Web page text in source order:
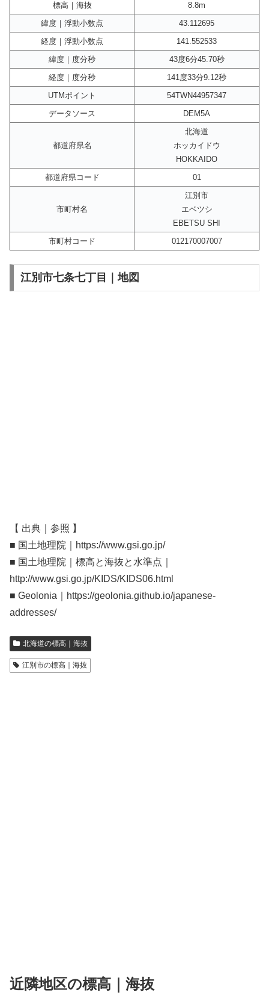
標高｜海抜
8.8m
緯度｜浮動小数点
43.112695
経度｜浮動小数点
141.552533
緯度｜度分秒
43度6分45.70秒
経度｜度分秒
141度33分9.12秒
UTMポイント
54TWN44957347
データソース
DEM5A
都道府県名
北海道
ホッカイドウ
HOKKAIDO
都道府県コード
01
市町村名
江別市
エベツシ
EBETSU SHI
市町村コード
012170007007
江別市七条七丁目｜地図
【 出典｜参照 】
■ 国土地理院｜https://www.gsi.go.jp/
■ 国土地理院｜標高と海抜と水準点｜
http://www.gsi.go.jp/KIDS/KIDS06.html
■ Geolonia｜https://geolonia.github.io/japanese-
addresses/
北海道の標高｜海抜
江別市の標高｜海抜
近隣地区の標高｜海抜